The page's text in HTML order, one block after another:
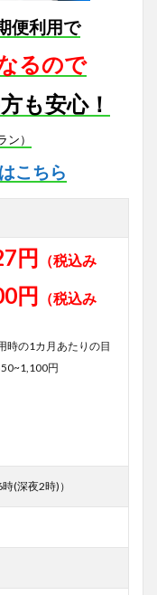
便利用で
るので
も安心！
ン）
こちら
円 （税込み
円 （税込み
の1カ月あたりの目
円
(深夜2時)）